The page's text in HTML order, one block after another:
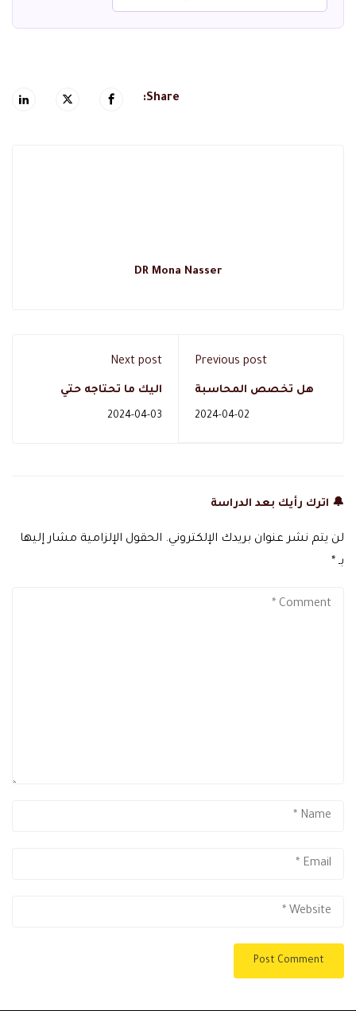
Share:
DR Mona Nasser
Previous post
هل تخصص المحاسبة
2024-04-02
Next post
اليك ما تحتاجه حتي
2024-04-03
🔔 اترك رأيك بعد الدراسة
لن يتم نشر عنوان بريدك الإلكتروني. الحقول الإلزامية مشار إليها
بـ *